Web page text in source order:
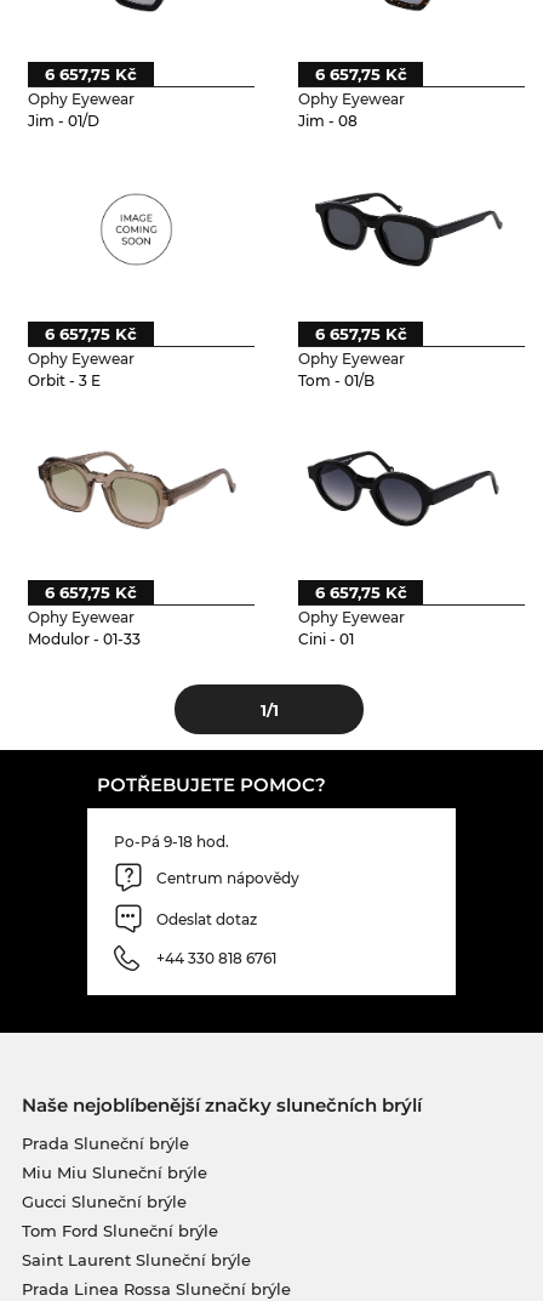
Ophy Eyewear
Jim - 01/D
6 657,75 Kč
Ophy Eyewear
Jim - 08
6 657,75 Kč
Ophy Eyewear
Orbit - 3 E
6 657,75 Kč
Ophy Eyewear
Tom - 01/B
6 657,75 Kč
Ophy Eyewear
Modulor - 01-33
6 657,75 Kč
Ophy Eyewear
Cini - 01
6 657,75 Kč
1/1
POTŘEBUJETE POMOC?
Po-Pá 9-18 hod.
Centrum nápovědy
Odeslat dotaz
+44 330 818 6761
Naše nejoblíbenější značky slunečních brýlí
Prada Sluneční brýle
Miu Miu Sluneční brýle
Gucci Sluneční brýle
Tom Ford Sluneční brýle
Saint Laurent Sluneční brýle
Prada Linea Rossa Sluneční brýle